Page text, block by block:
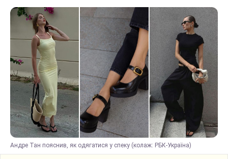
Андре Тан пояснив, як одягатися у спеку (колаж: РБК-Україна)